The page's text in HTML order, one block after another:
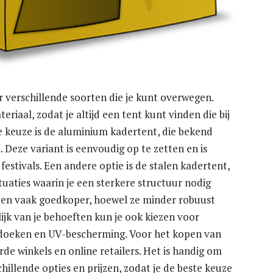
soorten die je kunt overwegen.
zodat je altijd een tent kunt vinden die bij
is de aluminium kadertent, die bekend
variant is eenvoudig op te zetten en is
Een andere optie is de stalen kadertent,
waarin je een sterkere structuur nodig
vaak goedkoper, hoewel ze minder robuust
van je behoeften kun je ook kiezen voor
en UV-bescherming. Voor het kopen van
winkels en online retailers. Het is handig om
opties en prijzen, zodat je de beste keuze